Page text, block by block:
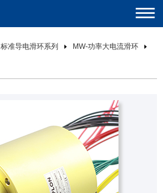
标准导电滑环系列 MW-功率大电流滑环